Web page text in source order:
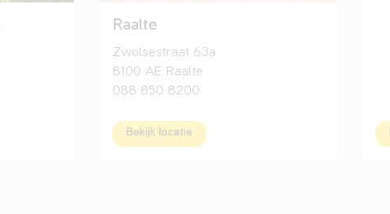
Raalte
Zwolsestraat 63a
8100 AE Raalte
088 850 8200
Bekijk locatie